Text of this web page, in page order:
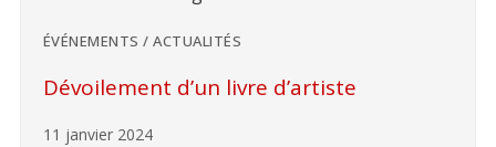
ÉVÉNEMENTS / ACTUALITÉS
Dévoilement d’un livre d’artiste
11 janvier 2024